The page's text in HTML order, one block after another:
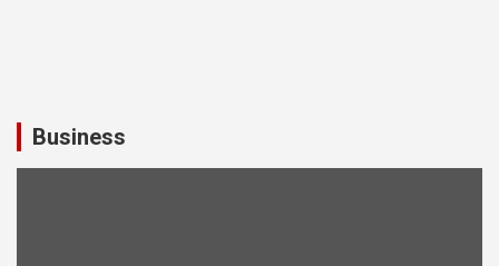
Business